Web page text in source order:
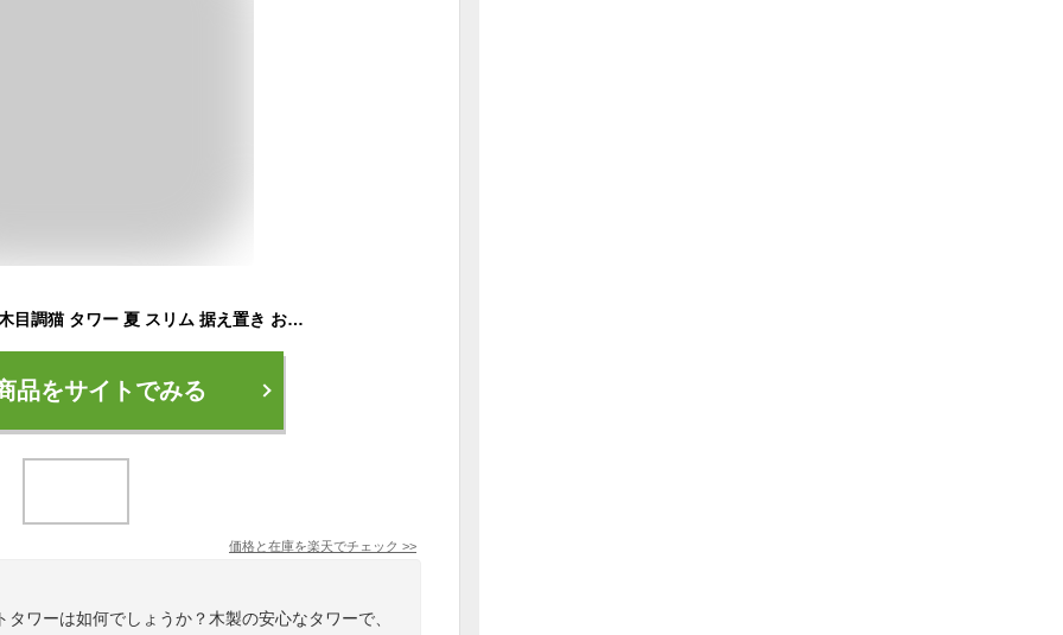
キャットタワー 木製 木目調猫 タワー 夏 スリム 据え置き おしゃれ 爪とぎポール マット付き ネコ 猫用 多頭飼い 上りやすい 安定性抜群 小型猫 大型猫 高さ124.5cm ベージュ ブラウン ピンクベージュ
品をサイトでみる
価格と在庫を楽天でチェック >>
ワーは如何でしょうか？木製の安心なタワーで、